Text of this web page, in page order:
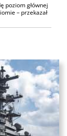
poziom głównej
– przekazał